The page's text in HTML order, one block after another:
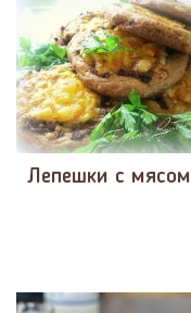
Лепешки с мясом